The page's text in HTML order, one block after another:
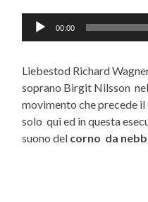
Audio
Player
00:00
Liebestod Richard
soprano Birgit Nilsson
movimento che precede
solo qui ed in questa
suono del corno da